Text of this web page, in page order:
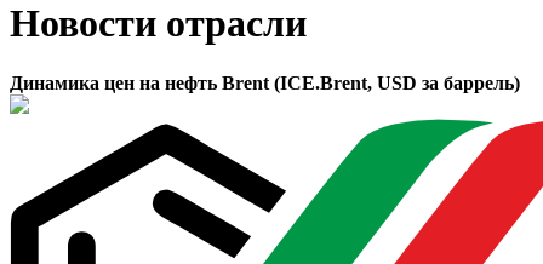
Новости отрасли
Динамика цен на нефть Brent (ICE.Brent, USD за баррель)